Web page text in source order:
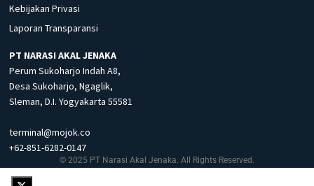
Kebijakan Privasi
Laporan Transparansi
PT NARASI AKAL JENAKA
Perum Sukoharjo Indah A8,
Desa Sukoharjo, Ngaglik,
Sleman, D.I. Yogyakarta 55581
terminal@mojok.co
+62-851-6282-0147
© 2025 PT Narasi Akal Jenaka. All Rights Reserved.